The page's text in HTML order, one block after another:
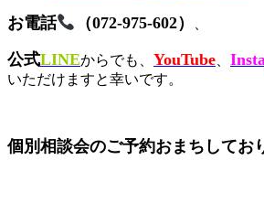
お電話
（072-975-602）
公式LINEからでも、 YouTube
いただけますと幸いです。
個別相談会のご予約おまちしてお